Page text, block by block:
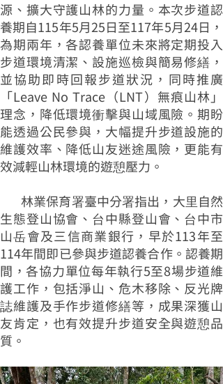
源、擴大守護山林的力量。本次步道認
養期自115年5月25日至117年5月24日，
為期兩年，各認養單位未來將定期投入
步道環境清潔、設施巡檢與簡易修繕，
並協助即時回報步道狀況，同時推廣
「Leave No Trace（LNT）無痕山林」
理念，降低環境衝擊與山域風險。期盼
能透過公民參與，大幅提升步道設施的
維護效率、降低山友迷途風險，更能有
效減輕山林環境的遊憩壓力。
林業保育署臺中分署指出，大里自然
生態登山協會、台中縣登山會、台中市
山岳會及三信商業銀行，早於113年至
114年間即已參與步道認養合作。認養期
間，各協力單位每年執行5至8場步道維
護工作，包括淨山、危木移除、反光牌
誌維護及手作步道修繕等，成果深獲山
友肯定，也有效提升步道安全與遊憩品
質。